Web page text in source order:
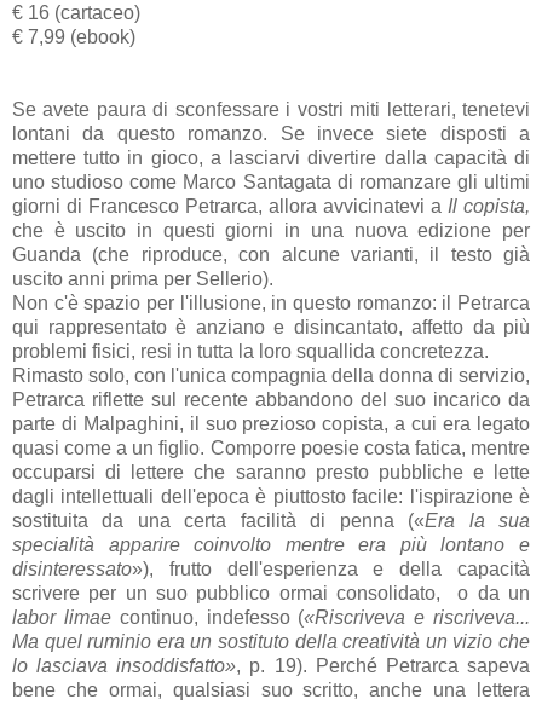
€ 16 (cartaceo)
€ 7,99 (ebook)
Se avete paura di sconfessare i vostri miti letterari, tenetevi
lontani da questo romanzo. Se invece siete disposti a
mettere tutto in gioco, a lasciarvi divertire dalla capacità di
uno studioso come Marco Santagata di romanzare gli ultimi
giorni di Francesco Petrarca, allora avvicinatevi a Il copista,
che è uscito in questi giorni in una nuova edizione per
Guanda (che riproduce, con alcune varianti, il testo già
uscito anni prima per Sellerio).
Non c'è spazio per l'illusione, in questo romanzo: il Petrarca
qui rappresentato è anziano e disincantato, affetto da più
problemi fisici, resi in tutta la loro squallida concretezza.
Rimasto solo, con l'unica compagnia della donna di servizio,
Petrarca riflette sul recente abbandono del suo incarico da
parte di Malpaghini, il suo prezioso copista, a cui era legato
quasi come a un figlio. Comporre poesie costa fatica, mentre
occuparsi di lettere che saranno presto pubbliche e lette
dagli intellettuali dell'epoca è piuttosto facile: l'ispirazione è
sostituita da una certa facilità di penna («Era la sua
specialità apparire coinvolto mentre era più lontano e
disinteressato»), frutto dell'esperienza e della capacità
scrivere per un suo pubblico ormai consolidato, o da un
labor limaecontinuo, indefesso («Riscriveva e riscriveva...
Ma quel ruminio era un sostituto della creatività un vizio che
lo lasciava insoddisfatto», p. 19). Perché Petrarca sapeva
bene che ormai, qualsiasi suo scritto, anche una lettera